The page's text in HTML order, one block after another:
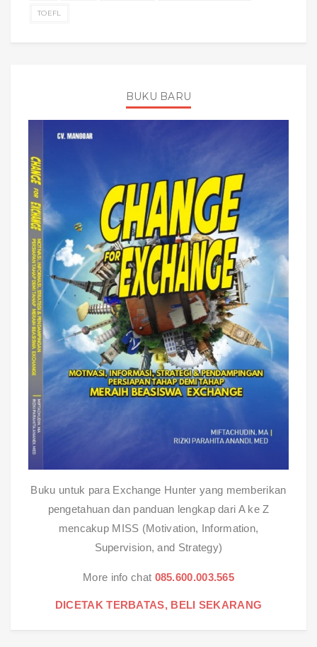
TOEFL
BUKU BARU
Buku untuk para Exchange Hunter yang memberikan
pengetahuan dan panduan lengkap dari A ke Z
mencakup MISS (Motivation, Information,
Supervision, and Strategy)
More info chat 085.600.003.565
DICETAK TERBATAS, BELI SEKARANG